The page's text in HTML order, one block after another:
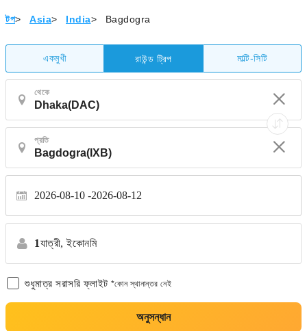
টপ> Asia> India> Bagdogra
একমুখী রাউন্ড ট্রিপ মাল্টি-সিটি
থেকে
প্রতি
2026-08-10 2026-08-12
1যাত্রী, ইকোনমি
শুধুমাত্র সরাসরি ফ্লাইট *কোন স্থানান্তর নেই
অনুসন্ধান